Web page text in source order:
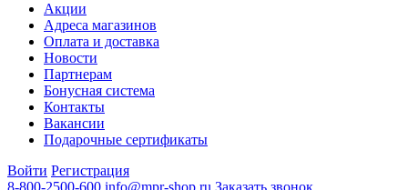
Акции
Адреса магазинов
Оплата и доставка
Новости
Партнерам
Бонусная система
Контакты
Вакансии
Подарочные сертификаты
Войти Регистрация
8-800-2500-600 info@mpr-shop.ru Заказать звонок